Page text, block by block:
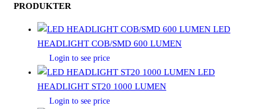
PRODUKTER
LED
HEADLIGHT COB/SMD 600 LUMEN
Login to see price
LED
HEADLIGHT ST20 1000 LUMEN
Login to see price